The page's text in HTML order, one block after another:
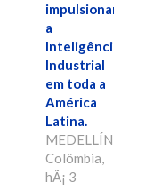
impulsionar
a
Inteligência
Industrial
em toda a
América
Latina.
MEDELLÍN,
Colômbia,
hÃ¡ 3